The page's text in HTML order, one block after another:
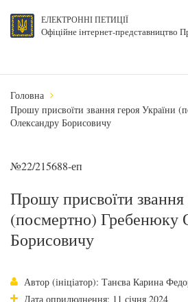
ЕЛЕКТРОННІ ПЕТИЦІЇ
Офіційне інтернет-представництво
Головна
Прошу присвоїти звання героя України
Олександру Борисовичу
№22/215688-еп
Прошу присвоїти звання
(посмертно) Гребенюку
Борисовичу
Автор (ініціатор): Танєва Карина
Дата оприлюднення: 11 січня 2024